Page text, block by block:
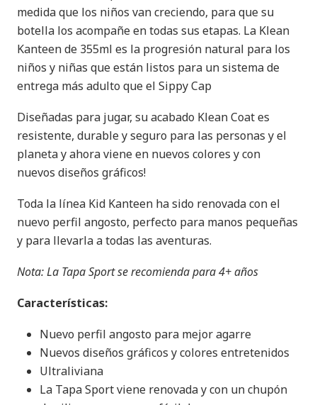
medida que los niños van creciendo, para que su
botella los acompañe en todas sus etapas. La Klean
Kanteen de 355ml es la progresión natural para los
niños y niñas que están listos para un sistema de
entrega más adulto que el Sippy Cap
Diseñadas para jugar, su acabado Klean Coat es
resistente, durable y seguro para las personas y el
planeta y ahora viene en nuevos colores y con
nuevos diseños gráficos!
Toda la línea Kid Kanteen ha sido renovada con el
nuevo perfil angosto, perfecto para manos pequeñas
y para llevarla a todas las aventuras.
Nota: La Tapa Sport se recomienda para 4+ años
Características:
Nuevo perfil angosto para mejor agarre
Nuevos diseños gráficos y colores entretenidos
Ultraliviana
La Tapa Sport viene renovada y con un chupón